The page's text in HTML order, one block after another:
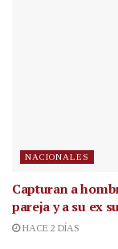
NACIONALES
Capturan a
pareja y a su ex
HACE 2 DÍAS